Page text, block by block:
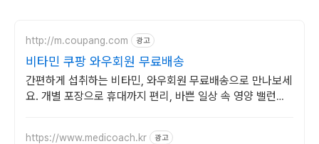
http://m.coupang.com 광고
비타민 쿠팡 와우회원 무료배송
간편하게 섭취하는 비타민, 와우회원 무료배송으로 만나보세
요. 개별 포장으로 휴대까지 편리, 바쁜 일상 속 영양 밸런스
https://www.medicoach.kr 광고